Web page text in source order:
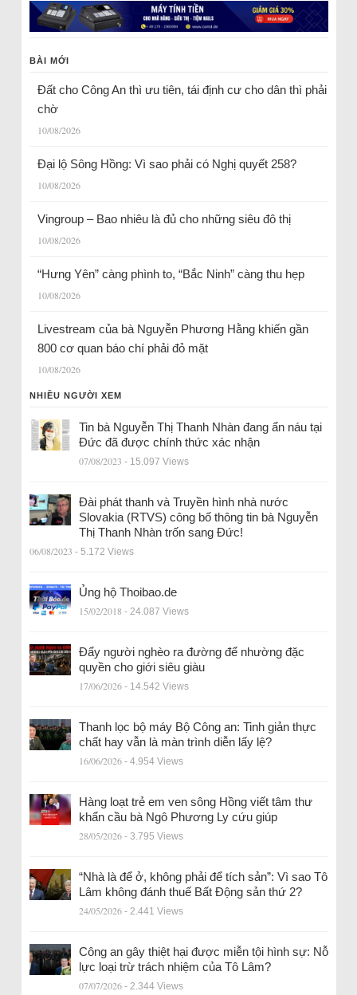
BÀI MỚI
Đất cho Công An thì ưu tiên, tái định cư cho dân thì phải
chờ
10/08/2026
Đại lộ Sông Hồng: Vì sao phải có Nghị quyết 258?
10/08/2026
Vingroup – Bao nhiêu là đủ cho những siêu đô thị
10/08/2026
“Hưng Yên” càng phình to, “Bắc Ninh” càng thu hẹp
10/08/2026
Livestream của bà Nguyễn Phương Hằng khiến gần
800 cơ quan báo chí phải đỏ mặt
10/08/2026
NHIỀU NGƯỜI XEM
Tin bà Nguyễn Thị Thanh Nhàn đang ẩn náu tại
Đức đã được chính thức xác nhận
07/08/2023 - 15.097 Views
Đài phát thanh và Truyền hình nhà nước
Slovakia (RTVS) công bố thông tin bà Nguyễn
Thị Thanh Nhàn trốn sang Đức!
06/08/2023 - 5.172 Views
Ủng hộ Thoibao.de
15/02/2018 - 24.087 Views
Đẩy người nghèo ra đường để nhường đặc
quyền cho giới siêu giàu
17/06/2026 - 14.542 Views
Thanh lọc bộ máy Bộ Công an: Tinh giản thực
chất hay vẫn là màn trình diễn lấy lệ?
16/06/2026 - 4.954 Views
Hàng loạt trẻ em ven sông Hồng viết tâm thư
khẩn cầu bà Ngô Phương Ly cứu giúp
28/05/2026 - 3.795 Views
“Nhà là để ở, không phải để tích sản”: Vì sao Tô
Lâm không đánh thuế Bất Động sản thứ 2?
24/05/2026 - 2.441 Views
Công an gây thiệt hại được miễn tội hình sự: Nỗ
lực loại trừ trách nhiệm của Tô Lâm?
07/07/2026 - 2.344 Views